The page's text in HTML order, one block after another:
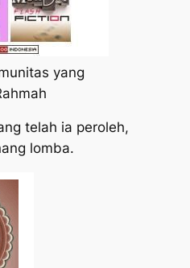
yang
telah ia peroleh,
lomba.